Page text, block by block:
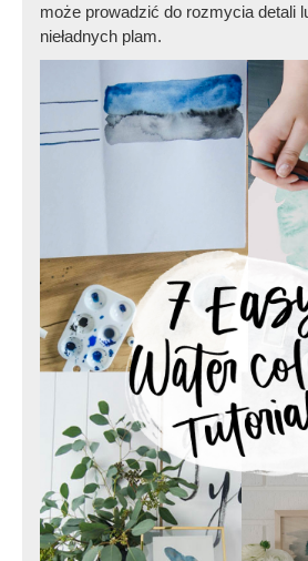
może prowadzić do rozmycia detali
nieładnych plam.